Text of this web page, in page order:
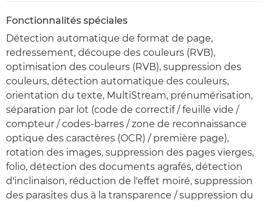
Fonctionnalités spéciales
Détection automatique de format de page,
redressement, découpe des couleurs (RVB),
optimisation des couleurs (RVB), suppression des
couleurs, détection automatique des couleurs,
orientation du texte, MultiStream, prénumérisation,
séparation par lot (code de correctif / feuille vide /
compteur / codes-barres / zone de reconnaissance
optique des caractères (OCR) / première page),
rotation des images, suppression des pages vierges,
folio, détection des documents agrafés, détection
d'inclinaison, réduction de l'effet moiré, suppression
des parasites dus à la transparence / suppression du